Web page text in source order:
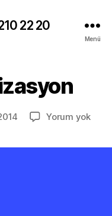
22 20
Menü
Yorum yokHMS